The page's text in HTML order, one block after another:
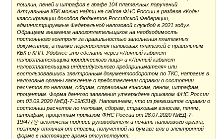
пошлин, пеней и штрафов в графе 104 платежных поручений.
Актуальные КБК можно найти на сайте ФНС России в разделе «Коды
классификации доходов бюджетов Российской Федерации,
администрируемые Федеральной налоговой службой в 2021 году».
Обращаем внимание налогоплательщиков на необходимость
постоянного контроля за правильностью заполнения платежных
документов, а также перечисления налоговых платежей с правильным
КБК и КПП. Удобнее это сделать через «Личный кабинет
налогоплательщика юридического лица» и «Личный кабинет
налогоплательщика индивидуального предпринимателя» или
воспользовавшись электронным документооборотом по ТКС, направив в
налоговые органы заявление о представлении справки о состоянии
расчетов по налогам, сборам, страховым взносам, пеням, штрафам,
процентам. Форма данного заявления утверждена приказом ФНС России
от 03.09.2020 №ЕД-7-19/631@. Напоминаем, что из реквизитов справки о
состоянии расчетов по налогам, сборам, страховым взносам, пеням,
штрафам, процентам приказом ФНС России от 28.07.2020 №ЕД-7-
19/477@ исключены подпись руководителя и печать налогового органа,
поэтому отличия от справки, полученной на бумаге или в электронной
форме в настоящее время отсутствуют.